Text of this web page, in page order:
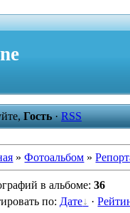
Гость·RSS
»Фотоальбом »
в альбоме:36
по: Дате ·